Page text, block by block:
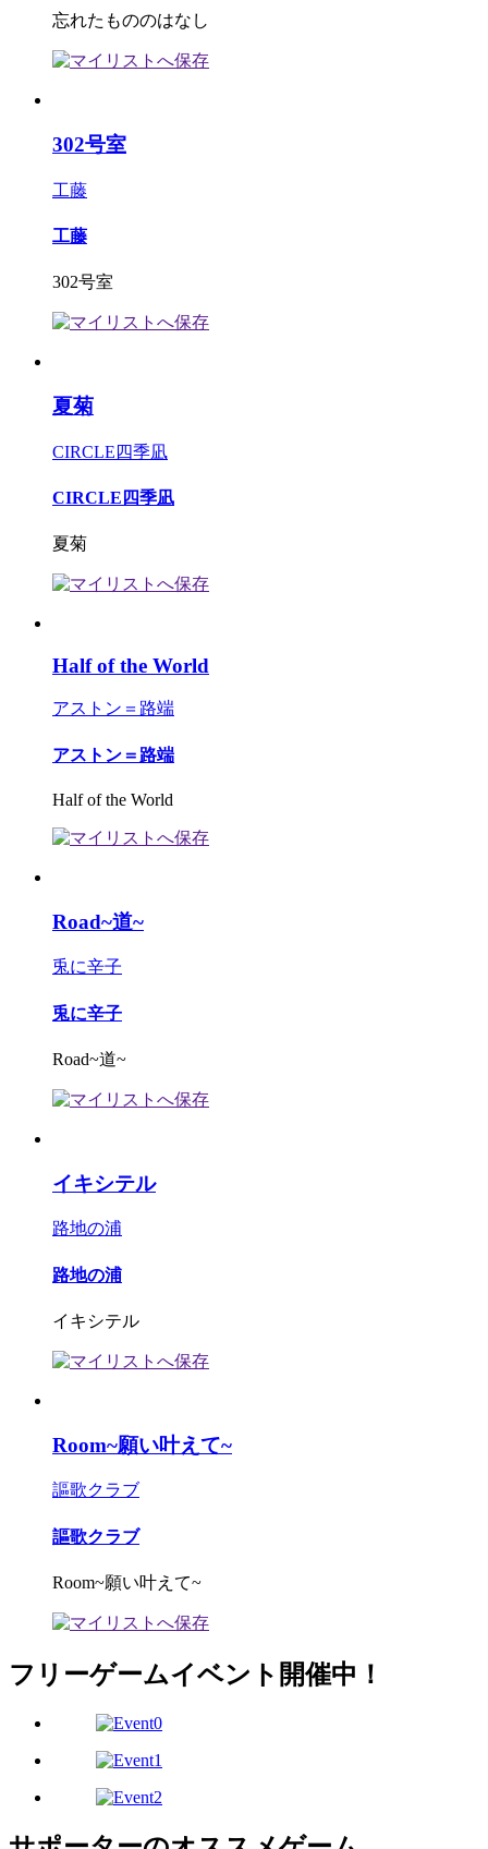
忘れたもののはなし
302号室
工藤
工藤
302号室
夏菊
CIRCLE四季凪
CIRCLE四季凪
夏菊
Half of the World
アストン＝路端
アストン＝路端
Half of the World
Road~道~
兎に辛子
兎に辛子
Road~道~
イキシテル
路地の浦
路地の浦
イキシテル
Room~願い叶えて~
謳歌クラブ
謳歌クラブ
Room~願い叶えて~
フリーゲームイベント開催中！